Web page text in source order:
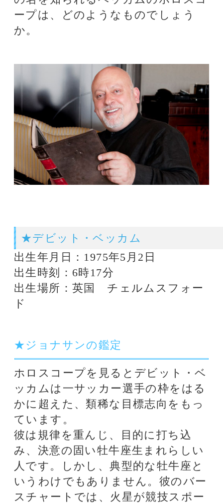
★デビット・ベッカム
出生年月日：1975年5月2日
出生時刻：6時17分
出生場所：英国 チェルムスフォー
★ジョナサンの鑑定
ホロスコープを見るとデビット・ベ
ッカムは一サッカー選手の枠をはる
かに超えた、類稀な目標志向をもっ
人です。しかし、典型的な牡牛座と
いうわけでもありません。彼のバー
スチャートでは、火星が競技スポー
ツを支配しています。天王星と鋭角
を形成しているこの惑星の配置は、
彼に魔法のような離れ業をやっての
ける素晴らしい能力があることと、
時折自ら災いを招く傾向があること
うかはともかく、彼のチャートの至
るところに月の存在があり、常に彼
に｢もっと頑張らなくては｣という気
持ちをもたらしています。試練がな
ければ満足しない部分があり、彼が
結婚生活を続けていられるのもその
せいかもしれません。
彼ほど長くプレーしている仲間はそ
う多くありません。彼のホロスコー
プからは、今後さらに数年間はプレ
ーできるスタミナがあることが読み
取れます。しかし、世間を騒がすよ
うな行動を慎むようになるかどうか
は……今ひとつはっきりしません。